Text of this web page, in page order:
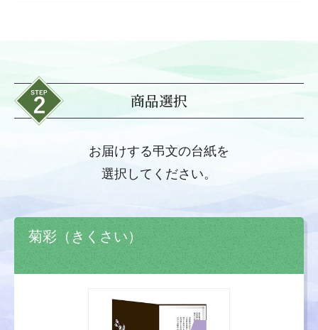
商品選択
お届けする弔文の台紙を
選択してください。
菊彩（きくさい）